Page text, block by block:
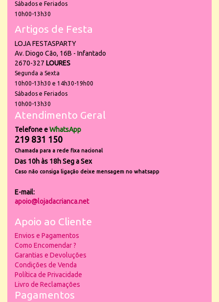
Sábados e Feriados
10h00-13h30
Artigos de Festa
LOJA FESTASPARTY
Av. Diogo Cão, 16B - Infantado
2670-327 LOURES
Segunda a Sexta
10h00-13h30 e 14h30-19h00
Sábados e Feriados
10h00-13h30
Atendimento Geral
Telefone eWhatsApp
219 831 150
Chamada para a rede fixa nacional
Das 10h às 18h Seg a Sex
Caso não consiga ligação deixe mensagem no whatsapp
E-mail:
apoio@lojadacrianca.net
Apoio ao Cliente
Envios e Pagamentos
Como Encomendar ?
Garantias e Devoluções
Condições de Venda
Política de Privacidade
Livro de Reclamações
Pagamentos